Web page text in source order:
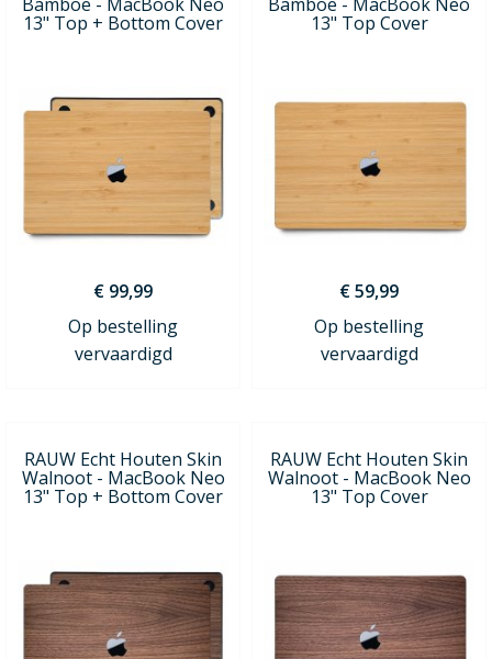
13" Top + Bottom Cover
€ 99,99
Op bestelling
vervaardigd
13" Top Cover
€ 59,99
Op bestelling
vervaardigd
RAUW Echt Houten Skin
Walnoot - MacBook Neo
13" Top + Bottom Cover
RAUW Echt Houten Skin
Walnoot - MacBook Neo
13" Top Cover